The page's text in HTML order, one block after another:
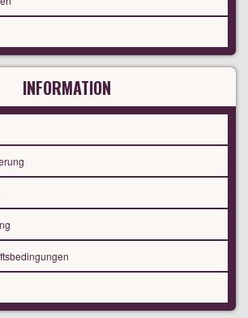
INFORMATION